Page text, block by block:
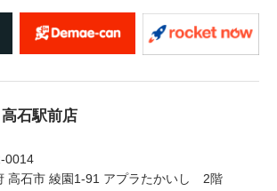
石駅前店
0014
高石市 綾園1-91 アプラたかいし 2階